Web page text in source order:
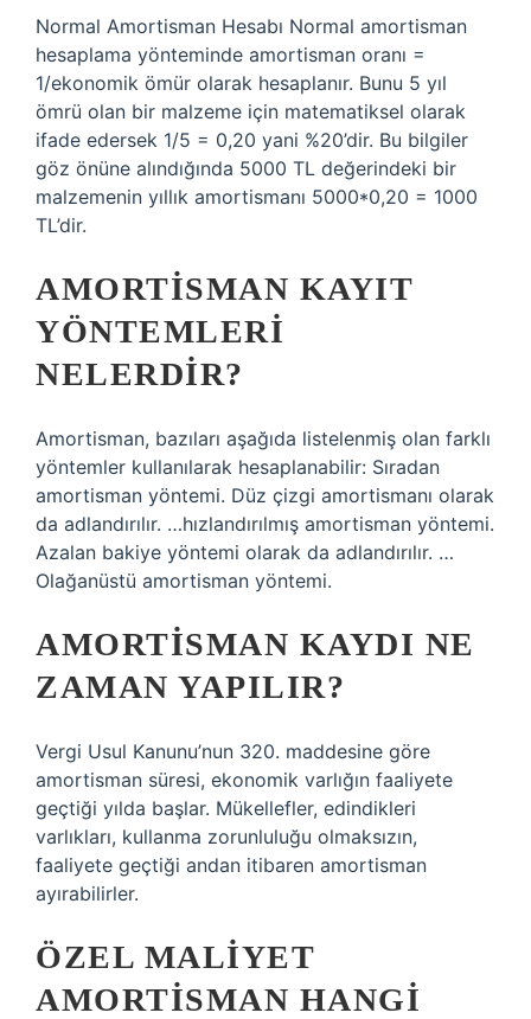
Normal Amortisman Hesabı Normal amortisman
hesaplama yönteminde amortisman oranı =
1/ekonomik ömür olarak hesaplanır. Bunu 5 yıl
ömrü olan bir malzeme için matematiksel olarak
ifade edersek 1/5 = 0,20 yani %20’dir. Bu bilgiler
göz önüne alındığında 5000 TL değerindeki bir
malzemenin yıllık amortismanı 5000*0,20 = 1000
TL’dir.
AMORTISMAN KAYIT
YÖNTEMLERI
NELERDIR?
Amortisman, bazıları aşağıda listelenmiş olan farklı
yöntemler kullanılarak hesaplanabilir: Sıradan
amortisman yöntemi. Düz çizgi amortismanı olarak
da adlandırılır. …hızlandırılmış amortisman yöntemi.
Azalan bakiye yöntemi olarak da adlandırılır. …
Olağanüstü amortisman yöntemi.
AMORTISMAN KAYDI NE
ZAMAN YAPILIR?
Vergi Usul Kanunu’nun 320. maddesine göre
amortisman süresi, ekonomik varlığın faaliyete
geçtiği yılda başlar. Mükellefler, edindikleri
varlıkları, kullanma zorunluluğu olmaksızın,
faaliyete geçtiği andan itibaren amortisman
ayırabilirler.
ÖZEL MALIYET
AMORTISMAN HANGI